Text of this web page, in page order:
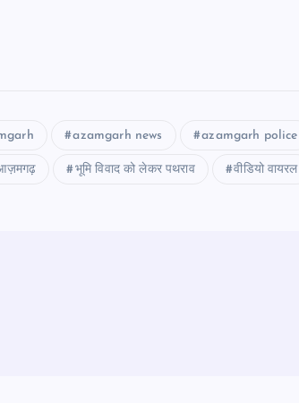
azamgarh news azamgarh police
भूमि विवाद को लेकर पथराव वीडियो वायरल